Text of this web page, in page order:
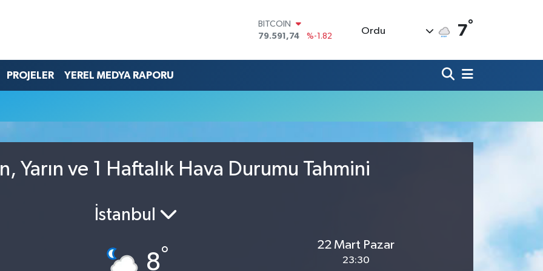
BITCOIN
79.591,74
%-1.82
45,43620
%0.02
BİST100
Ordu 7°
PROJELER YEREL MEDYA RAPORU
Yarın ve 1 Haftalık Hava Durumu Tahmini
İstanbul
8°
22 Mart Pazar
23:30